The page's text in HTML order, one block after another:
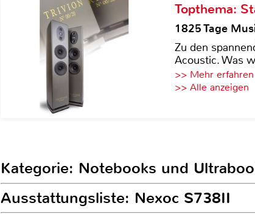
Topthema:
1825 Tage
Zu den
Acoustic. Was
>> Mehr erfahren
>> Alle anzeigen
Kategorie: Notebooks und
Ausstattungsliste: Nexoc S738II